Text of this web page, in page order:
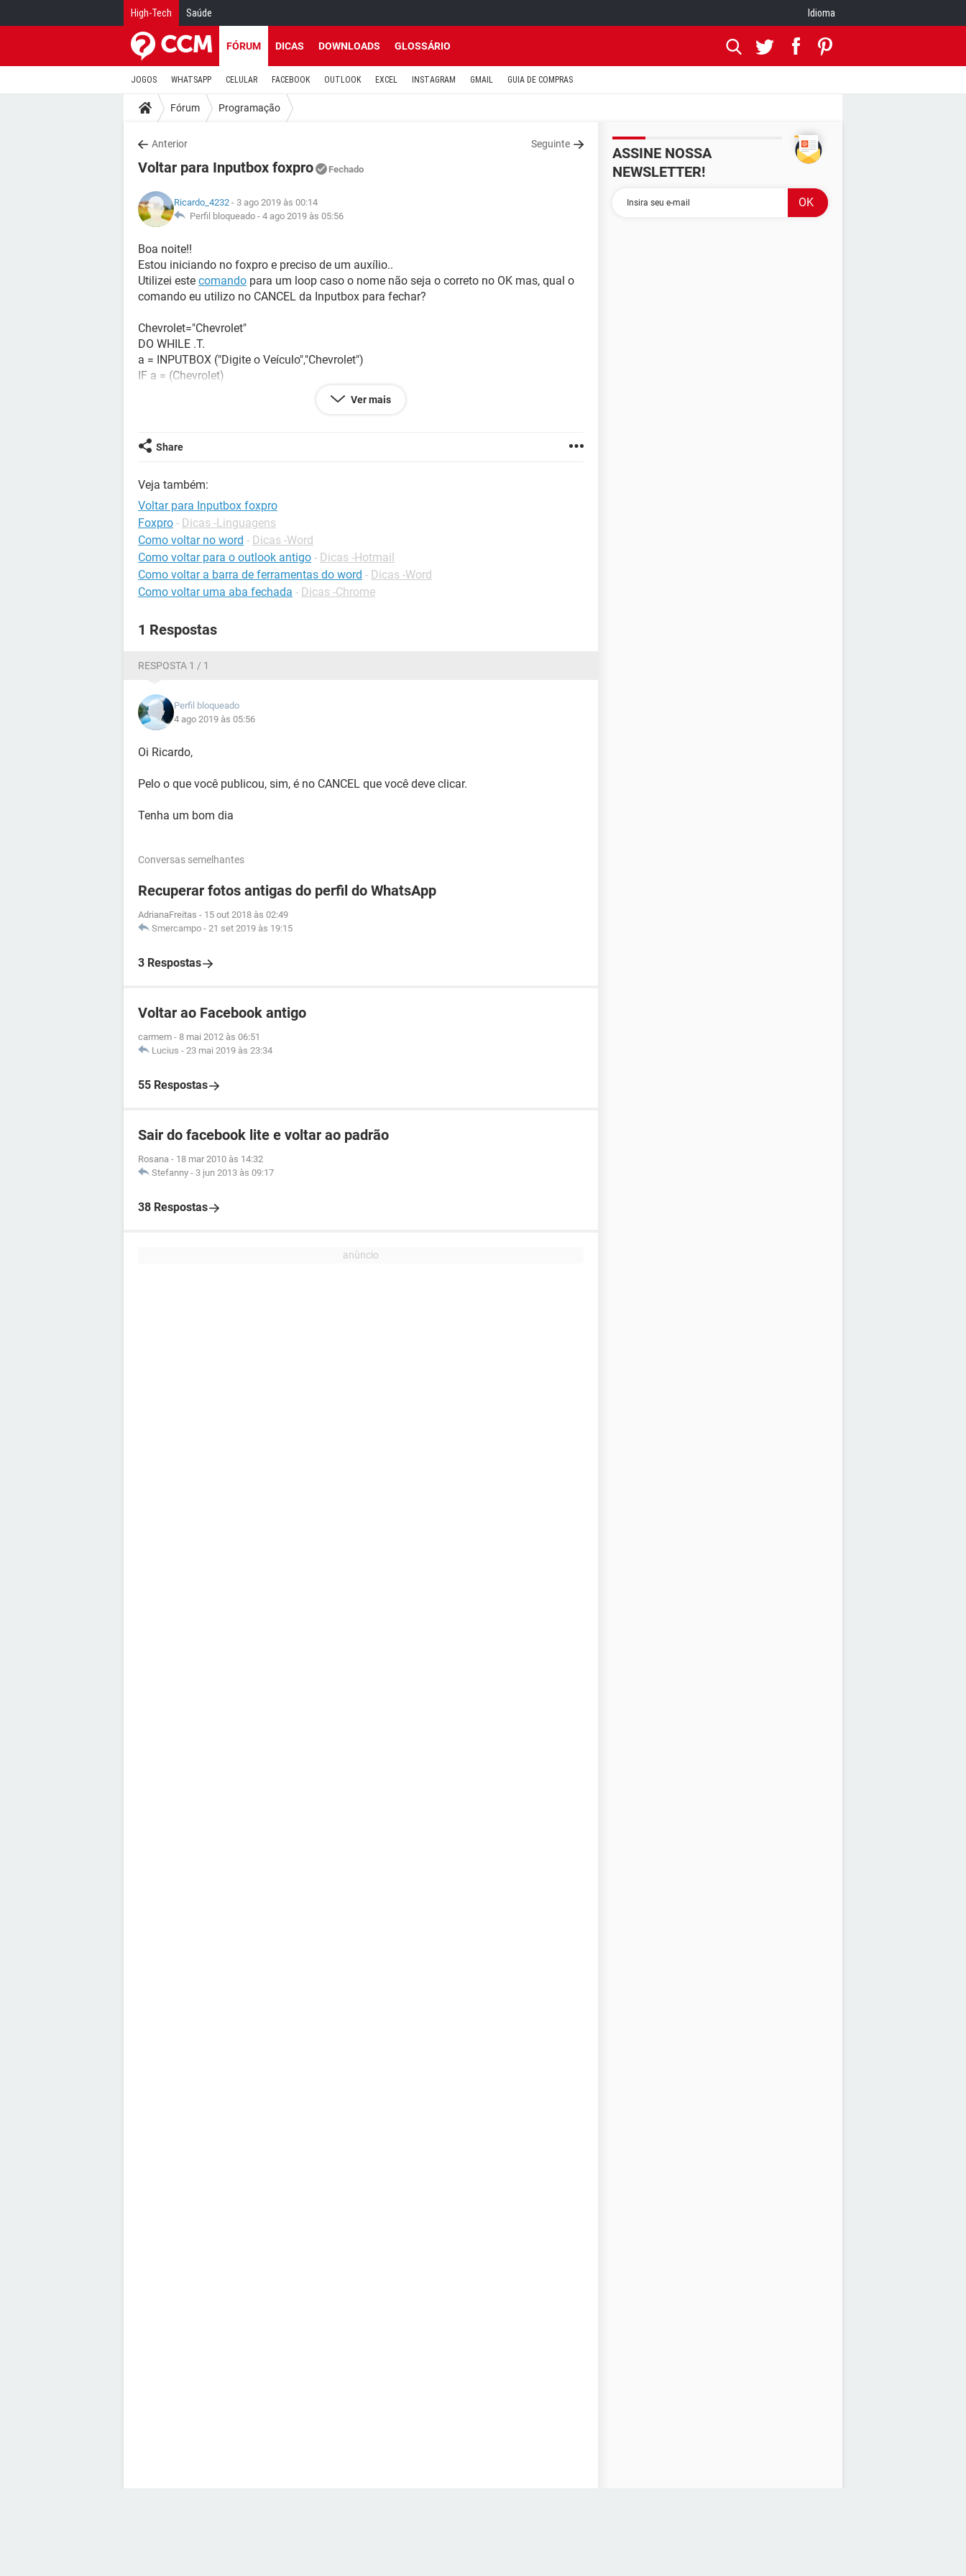
High-Tech Saúde Idioma
FÓRUM DICAS DOWNLOADS GLOSSÁRIO
JOGOS WHATSAPP CELULAR FACEBOOK OUTLOOK EXCEL INSTAGRAM GMAIL GUIA DE COMPRAS
Fórum Programação
Anterior Seguinte
Voltar para Inputbox foxpro Fechado
Ricardo_4232 - 3 ago 2019 às 00:14
Perfil bloqueado - 4 ago 2019 às 05:56
Boa noite!!
Estou iniciando no foxpro e preciso de um auxílio..
Utilizei este comando para um loop caso o nome não seja o correto no OK mas, qual o
comando eu utilizo no CANCEL da Inputbox para fechar?
Chevrolet="Chevrolet"
DO WHILE .T.
a = INPUTBOX ("Digite o Veículo","Chevrolet")
IF a = (Chevrolet)
ENDDO
Ver mais
Share
Veja também:
Voltar para Inputbox foxpro
Foxpro - Dicas -Linguagens
Como voltar no word - Dicas -Word
Como voltar para o outlook antigo - Dicas -Hotmail
Como voltar a barra de ferramentas do word - Dicas -Word
Como voltar uma aba fechada - Dicas -Chrome
1 Respostas
RESPOSTA 1 / 1
Perfil bloqueado
4 ago 2019 às 05:56
Oi Ricardo,
Pelo o que você publicou, sim, é no CANCEL que você deve clicar.
Tenha um bom dia
Conversas semelhantes
Recuperar fotos antigas do perfil do WhatsApp
AdrianaFreitas - 15 out 2018 às 02:49
Smercampo - 21 set 2019 às 19:15
3 Respostas
Voltar ao Facebook antigo
carmem - 8 mai 2012 às 06:51
Lucius - 23 mai 2019 às 23:34
55 Respostas
Sair do facebook lite e voltar ao padrão
Rosana - 18 mar 2010 às 14:32
Stefanny - 3 jun 2013 às 09:17
38 Respostas
ASSINE NOSSA
NEWSLETTER!